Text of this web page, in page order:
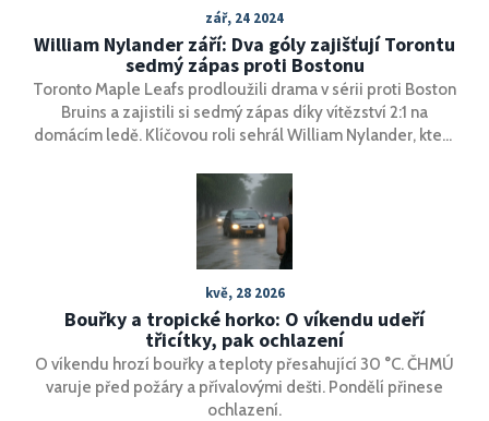
zář, 24 2024
William Nylander září: Dva góly zajišťují Torontu
sedmý zápas proti Bostonu
Toronto Maple Leafs prodloužili drama v sérii proti Boston
Bruins a zajistili si sedmý zápas díky vítězství 2:1 na
domácím ledě. Klíčovou roli sehrál William Nylander, který
musí připravit na rozhodující duel.
kvě, 28 2026
Bouřky a tropické horko: O víkendu udeří
třicítky, pak ochlazení
O víkendu hrozí bouřky a teploty přesahující 30 °C. ČHMÚ
varuje před požáry a přívalovými dešti. Pondělí přinese
ochlazení.